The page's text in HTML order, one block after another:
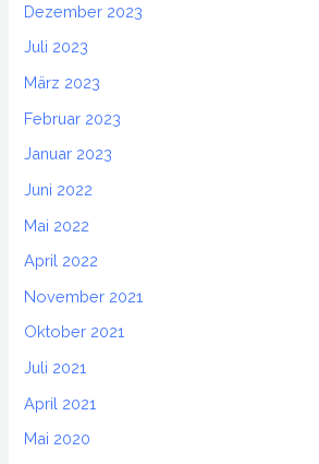
Dezember 2023
Juli 2023
März 2023
Februar 2023
Januar 2023
Juni 2022
Mai 2022
April 2022
November 2021
Oktober 2021
Juli 2021
April 2021
Mai 2020